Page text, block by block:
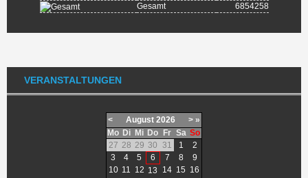
Gesamt
6854258
VERANSTALTUNGEN
< August 2026 > »
Mo Di Mi Do Fr Sa So
27 28 29 30 31 1
2
3
4 5 6 7 8
9
10 11 12 13 14 15 16